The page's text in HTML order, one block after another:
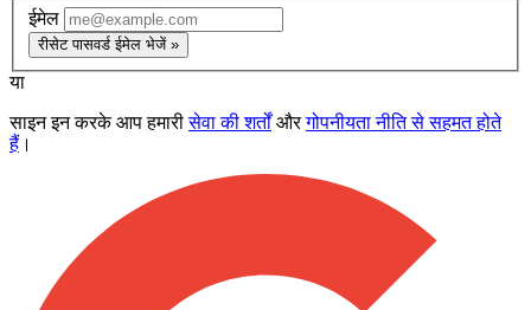
ईमेल
रीसेट पासवर्ड ईमेल भेजें »
या
साइन इन करके आप हमारीसेवा की शर्तोंऔरगोपनीयता नीति से सहमत होते
हैं ।